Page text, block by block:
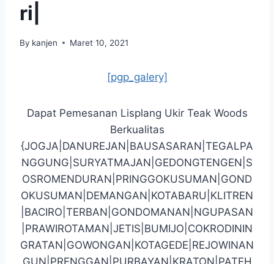
ri|
By kanjen Maret 10, 2021
[pgp_galery]
Dapat Pemesanan Lisplang Ukir Teak Woods
Berkualitas
{JOGJA|DANUREJAN|BAUSASARAN|TEGALPA
NGGUNG|SURYATMAJAN|GEDONGTENGEN|S
OSROMENDURAN|PRINGGOKUSUMAN|GOND
OKUSUMAN|DEMANGAN|KOTABARU|KLITREN
|BACIRO|TERBAN|GONDOMANAN|NGUPASAN
|PRAWIROTAMAN|JETIS|BUMIJO|COKRODININ
GRATAN|GOWONGAN|KOTAGEDE|REJOWINAN
GUN|PRENGGAN|PURBAYAN|KRATON|PATEH